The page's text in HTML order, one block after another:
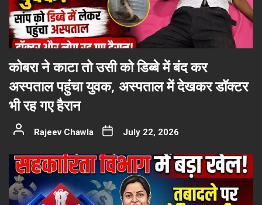
कोबरा ने काटा तो उसी को डिब्बे में बंद कर
अस्पताल पहुंचा युवक, अस्पताल में देखकर डॉक्टर
भी रह गए हैरान
Rajeev Chawla July 22, 2026